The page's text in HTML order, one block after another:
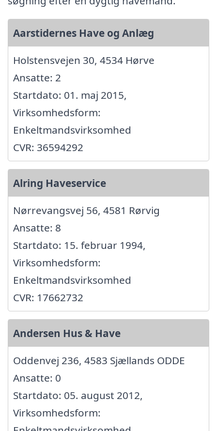
Aarstidernes Have og Anlæg
Holstensvejen 30, 4534 Hørve
Ansatte: 2
Startdato: 01. maj 2015,
Virksomhedsform:
Enkeltmandsvirksomhed
CVR: 36594292
Alring Haveservice
Nørrevangsvej 56, 4581 Rørvig
Ansatte: 8
Startdato: 15. februar 1994,
Virksomhedsform:
Enkeltmandsvirksomhed
CVR: 17662732
Andersen Hus & Have
Oddenvej 236, 4583 Sjællands ODDE
Ansatte: 0
Startdato: 05. august 2012,
Virksomhedsform: